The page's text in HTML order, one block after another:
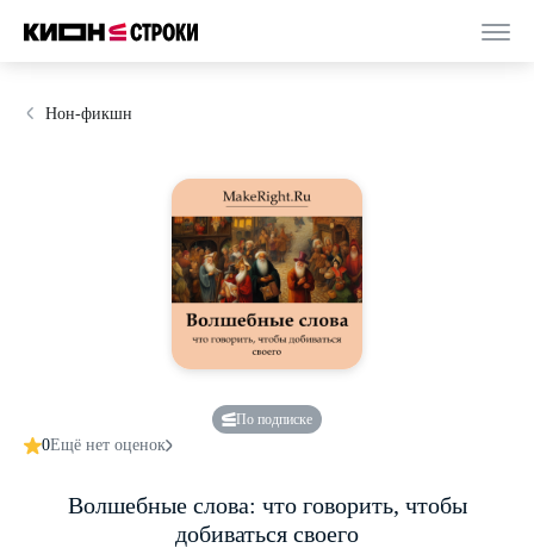
Нон-фикшн
По подписке
0Ещё нет оценок
Волшебные слова: что говорить, чтобы
добиваться своего